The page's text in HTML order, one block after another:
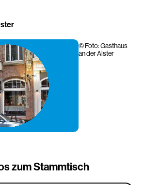
Foto: Gasthaus
an der Alster
zum Stammtisch